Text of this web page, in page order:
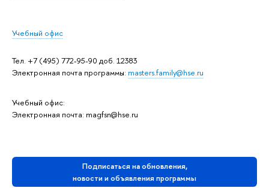
Учебный офис
Тел. +7 (495) 772-95-90 доб. 12383
Электронная почта программы: masters.family@hse.ru
Учебный офис:
Электронная почта: magfsn@hse.ru
Подписаться на обновления,
новости и объявления программы